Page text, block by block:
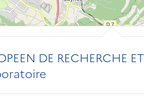
DE RECHERCHE